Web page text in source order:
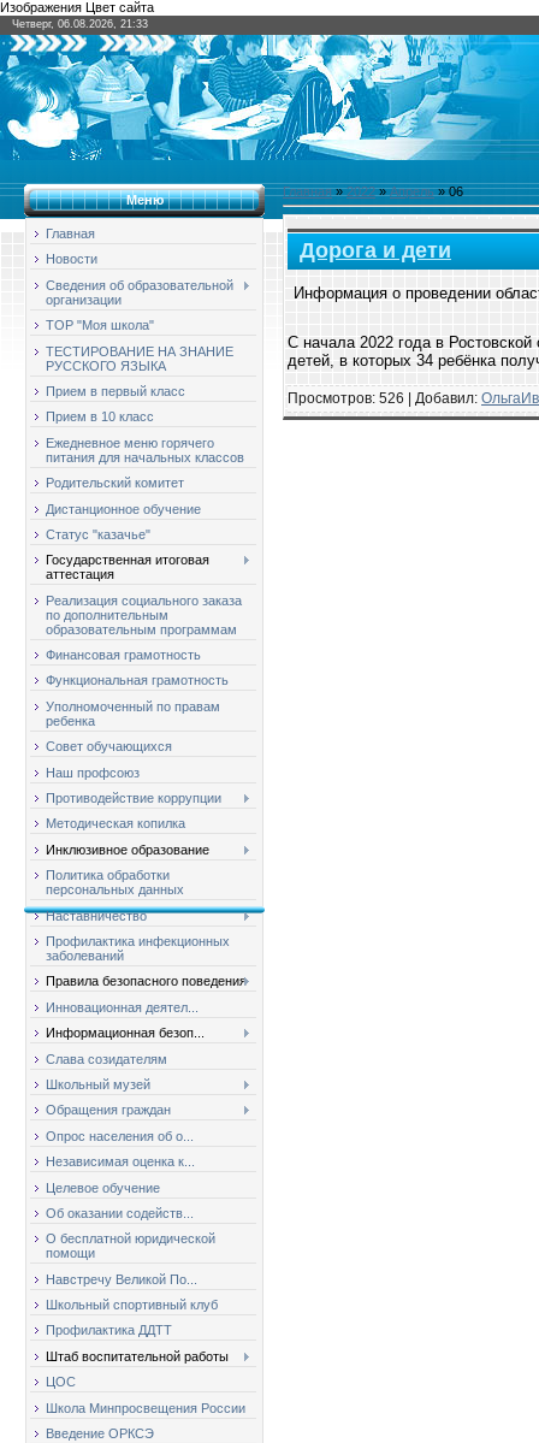
Изображения Цвет сайта
Четверг, 06.08.2026, 21:33
Меню
Главная
Новости
Сведения об образовательной
организации
ТОР "Моя школа"
ТЕСТИРОВАНИЕ НА ЗНАНИЕ
РУССКОГО ЯЗЫКА
Прием в первый класс
Прием в 10 класс
Ежедневное меню горячего
питания для начальных классов
Родительский комитет
Дистанционное обучение
Статус "казачье"
Государственная итоговая
аттестация
Реализация социального заказа
по дополнительным
образовательным программам
Финансовая грамотность
Функциональная грамотность
Уполномоченный по правам
ребенка
Совет обучающихся
Наш профсоюз
Противодействие коррупции
Методическая копилка
Инклюзивное образование
Политика обработки
персональных данных
Наставничество
Профилактика инфекционных
заболеваний
Правила безопасного поведения
Инновационная деятел...
Информационная безоп...
Слава созидателям
Школьный музей
Обращения граждан
Опрос населения об о...
Независимая оценка к...
Целевое обучение
Об оказании содейств...
О бесплатной юридической
помощи
Навстречу Великой По...
Школьный спортивный клуб
Профилактика ДДТТ
Штаб воспитательной работы
ЦОС
Школа Минпросвещения России
Введение ОРКСЭ
Главная»2022 » Апрель » 06
Дорога и дети
Информация о проведении
С начала 2022 года в
детей, в которых 34 ребёнка
Просмотров: 526 | Добавил: